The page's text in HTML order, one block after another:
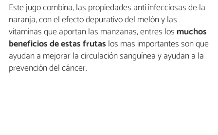
Este jugo combina, las propiedades anti infecciosas de la
naranja, con el efecto depurativo del melón y las
vitaminas que aportan las manzanas, entres los muchos
beneficios de estas frutas los mas importantes son que
ayudan a mejorar la circulación sanguínea y ayudan a la
prevención del cáncer.